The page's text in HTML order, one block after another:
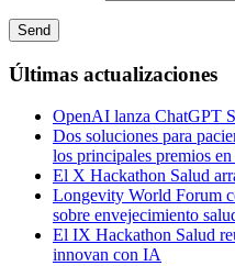
Últimas actualizaciones
OpenAI lanza ChatGPT
Dos soluciones para
los principales premios
El X Hackathon Salud
Longevity World Forum
sobre envejecimiento
El IX Hackathon Salud
innovan con IA